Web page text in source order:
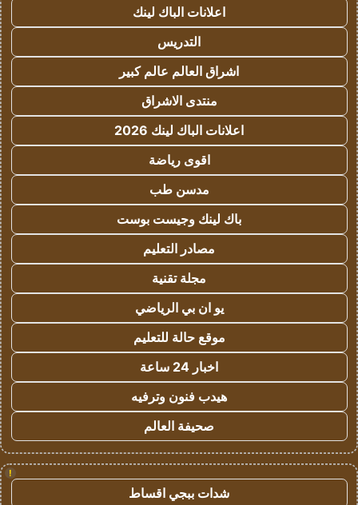
اعلانات الباك لينك
التدريس
اشراق العالم عالم كبير
منتدى الاشراق
اعلانات الباك لينك 2026
اقوى رياضة
مدسن طب
باك لينك وجيست بوست
مصادر التعليم
مجلة تقنية
يو ان بي الرياضي
موقع حالة للتعليم
اخبار 24 ساعة
هيدب فنون وترفيه
صحيفة العالم
!
شدات ببجي اقساط